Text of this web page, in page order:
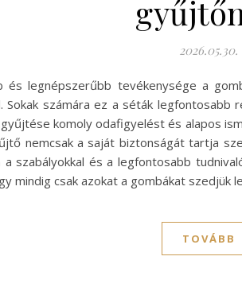
2026.05.30.
legnépszerűbb tevékenysége a
számára ez a séták
komoly odafigyelést és alapos
nemcsak a saját biztonságát tartja
szabályokkal és a legfontosabb
mindig csak azokat a gombákat szedjük
TOVÁBB